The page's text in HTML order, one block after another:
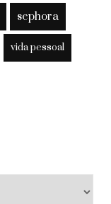
sephora
vida pessoal